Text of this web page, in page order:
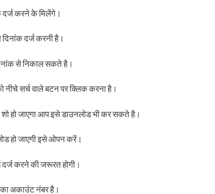
दर्ज करने के मिलेंगे।
दर्ज करनी है।
से निकाल सकते है।
सर्च वाले बटन पर क्लिक करना है।
शो हो जाएगा आप इसे डाउनलोड भी कर सकते है।
हो जाएगी इसे ओपन करें।
करने की जरूरत होगी।
अकाउंट नंबर है।